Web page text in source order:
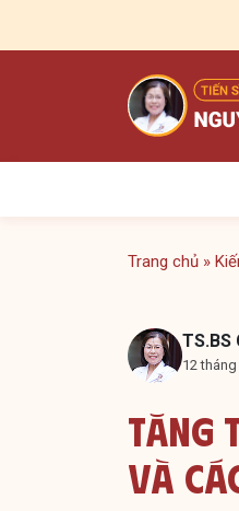
Trang chủ »
TS.BS
12
Tăng
Và